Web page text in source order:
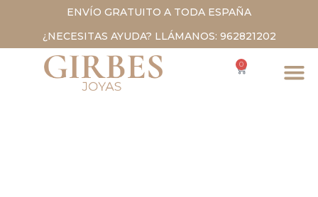
ENVÍO GRATUITO A TODA ESPAÑA
¿NECESITAS AYUDA? LLÁMANOS: 962821202
0